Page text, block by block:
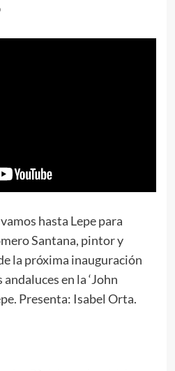
hasta Lepe para
Santana, pintor y
la próxima inauguración
en la ‘John
Presenta: Isabel Orta.